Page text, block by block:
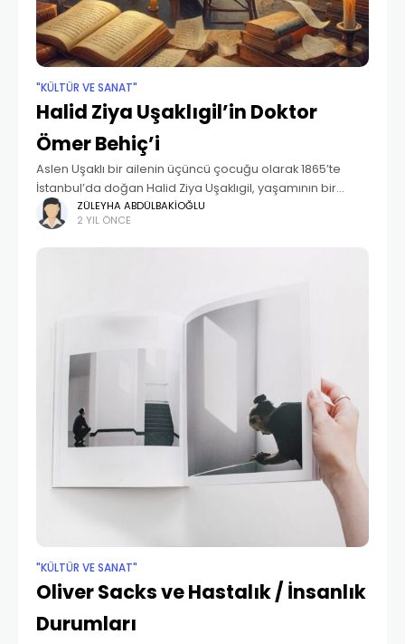
"KÜLTÜR VE SANAT"
Halid Ziya Uşaklıgil’in Doktor
Ömer Behiç’i
Aslen Uşaklı bir ailenin üçüncü çocuğu olarak 1865’te
İstanbul’da doğan Halid Ziya Uşaklıgil, yaşamının bir
dönemini İzmir’de geçirse de yine İstanbul’a döner. İlk
yazıları henüz öğrenciyken yayımlanır, babasının ticari
yaşamındaki
ZÜLEYHA ABDÜLBAKIOĞLU
2 YIL ÖNCE
"KÜLTÜR VE SANAT"
Oliver Sacks ve Hastalık / İnsanlık
Durumları